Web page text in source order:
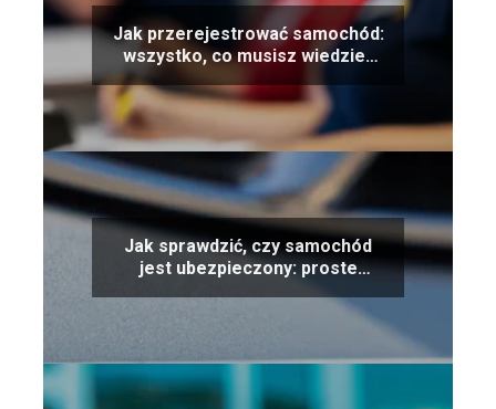
Jak przerejestrować samochód:
wszystko, co musisz wiedzieć
krok po kroku
Jak sprawdzić, czy samochód
jest ubezpieczony: proste